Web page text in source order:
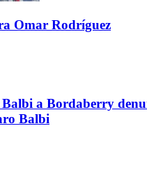
Omar Rodríguez
a Bordaberry
Balbi